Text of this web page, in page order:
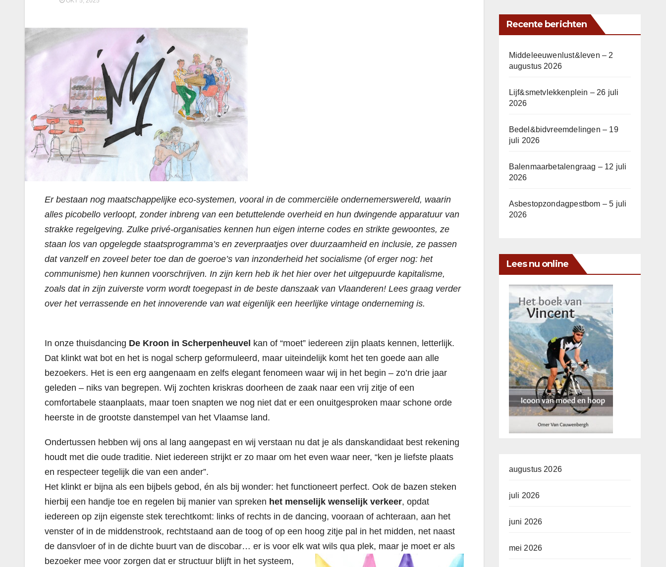
Er bestaan nog maatschappelijke eco-systemen, vooral in de commerciële ondernemerswereld, waarin
alles picobello verloopt, zonder inbreng van een betuttelende overheid en hun dwingende apparatuur van
strakke regelgeving. Zulke privé-organisaties kennen hun eigen interne codes en strikte gewoontes, ze
staan los van opgelegde staatsprogramma’s en zeverpraatjes over duurzaamheid en inclusie, ze passen
dat vanzelf en zoveel beter toe dan de goeroe’s van inzonderheid het socialisme (of erger nog: het
communisme) hen kunnen voorschrijven. In zijn kern heb ik het hier over het uitgepuurde kapitalisme,
zoals dat in zijn zuiverste vorm wordt toegepast in de beste danszaak van Vlaanderen! Lees graag verder
over het verrassende en het innoverende van wat eigenlijk een heerlijke vintage onderneming is.
In onze thuisdancing De Kroon in Scherpenheuvel kan of “moet” iedereen zijn plaats kennen, letterlijk.
Dat klinkt wat bot en het is nogal scherp geformuleerd, maar uiteindelijk komt het ten goede aan alle
bezoekers. Het is een erg aangenaam en zelfs elegant fenomeen waar wij in het begin – zo’n drie jaar
geleden – niks van begrepen. Wij zochten kriskras doorheen de zaak naar een vrij zitje of een
comfortabele staanplaats, maar toen snapten we nog niet dat er een onuitgesproken maar schone orde
heerste in de grootste danstempel van het Vlaamse land.
Ondertussen hebben wij ons al lang aangepast en wij verstaan nu dat je als danskandidaat best rekening
houdt met die oude traditie. Niet iedereen strijkt er zo maar om het even waar neer, “ken je liefste plaats
en respecteer tegelijk die van een ander”.
Het klinkt er bijna als een bijbels gebod, én als bij wonder: het functioneert perfect. Ook de bazen steken
hierbij een handje toe en regelen bij manier van spreken het menselijk wenselijk verkeer, opdat
iedereen op zijn eigenste stek terechtkomt: links of rechts in de dancing, vooraan of achteraan, aan het
venster of in de middenstrook, rechtstaand aan de toog of op een hoog zitje pal in het midden, net naast
de dansvloer of in de dichte buurt van de discobar… er is voor elk wat wils qua plek, maar je moet er als
bezoeker mee voor zorgen dat er structuur blijft in het systeem,
Recente berichten
Middeleeuwenlust&leven – 2
augustus 2026
Lijf&smetvlekkenplein – 26 juli
2026
Bedel&bidvreemdelingen – 19
juli 2026
Balenmaarbetalengraag – 12 juli
2026
Asbestopzondagpestbom – 5 juli
2026
Lees nu online
augustus 2026
juli 2026
juni 2026
mei 2026